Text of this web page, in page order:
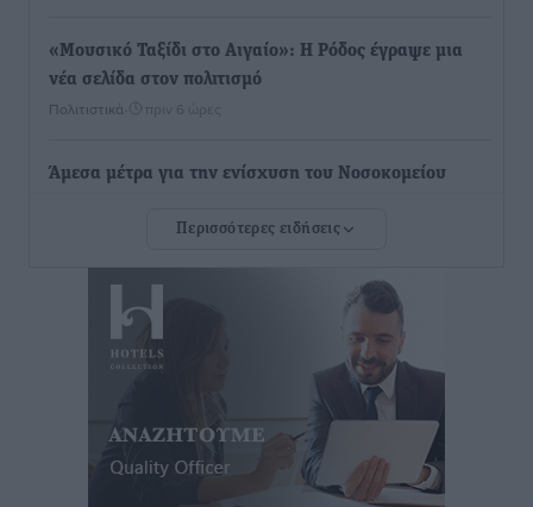
«Μουσικό Ταξίδι στο Αιγαίο»: Η Ρόδος έγραψε μια
νέα σελίδα στον πολιτισμό
Πολιτιστικά πριν 6 ώρες
Άμεσα μέτρα για την ενίσχυση του Νοσοκομείου
ανακοίνωσε ο Άδωνις Γεωργιάδης
Iατρικός Σύλλογος Ροδου προς Α. Γεωργιάδη:
Στρατηγικές Προτάσεις για την Ενίσχυση της
Δημόσιας Υγείας στη Νησιωτική Ελλάδα και στα
Τοπικές Ειδήσεις• πριν 7 ώρες
Περισσότερες ειδήσεις